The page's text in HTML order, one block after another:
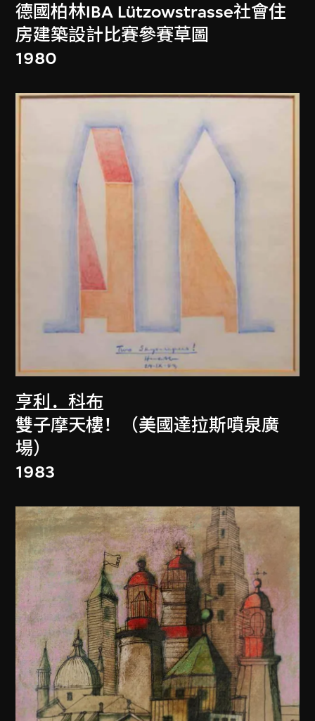
德國柏林IBA Lützowstrasse社會住
房建築設計比賽參賽草圖
1980
亨利．科布
雙子摩天樓！（美國達拉斯噴泉廣
場）
1983